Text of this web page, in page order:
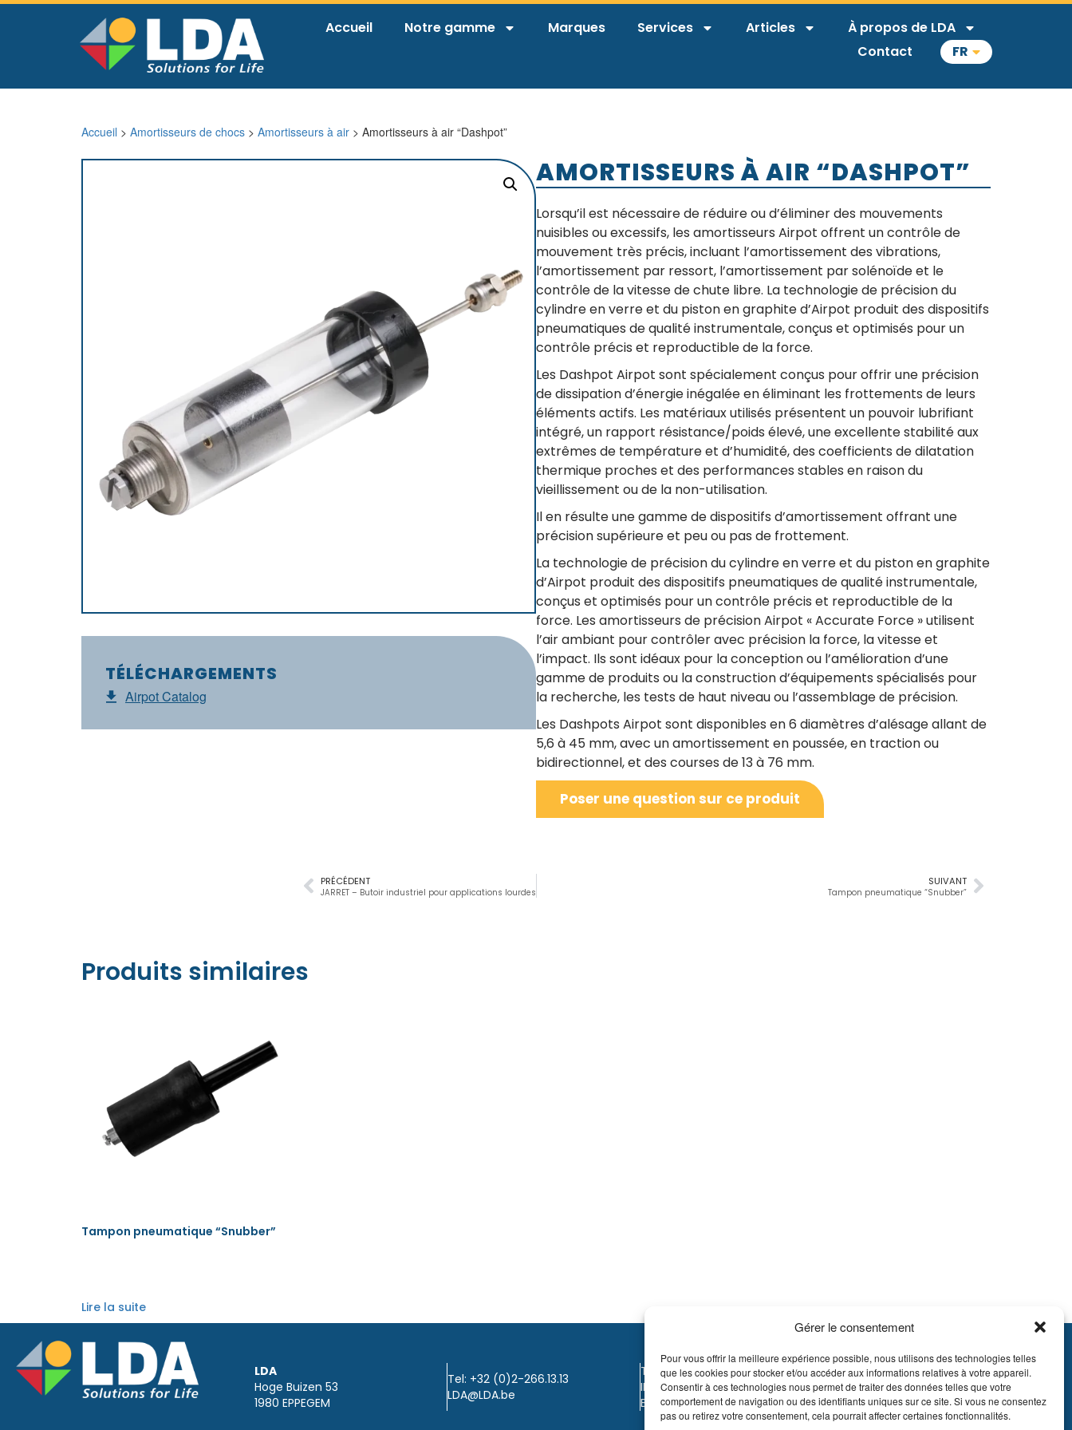
Gérer le consentement
Pour vous offrir la meilleure expérience possible, nous utilisons des technologies telles
que les cookies pour stocker et/ou accéder aux informations relatives à votre appareil.
Consentir à ces technologies nous permet de traiter des données telles que votre
comportement de navigation ou des identifiants uniques sur ce site. Si vous ne consentez
pas ou retirez votre consentement, cela pourrait affecter certaines fonctionnalités.
Accueil Notre gamme Marques Services Articles
À propos de LDA
Contact
FR
Accueil > Amortisseurs de chocs > Amortisseurs à air > Amortisseurs à air “Dashpot”
TÉLÉCHARGEMENTS
Airpot Catalog
AMORTISSEURS À AIR “DASHPOT”
Lorsqu’il est nécessaire de réduire ou d’éliminer des mouvements
nuisibles ou excessifs, les amortisseurs Airpot offrent un contrôle de
mouvement très précis, incluant l’amortissement des vibrations,
l’amortissement par ressort, l’amortissement par solénoïde et le
contrôle de la vitesse de chute libre. La technologie de précision du
cylindre en verre et du piston en graphite d’Airpot produit des dispositifs
pneumatiques de qualité instrumentale, conçus et optimisés pour un
contrôle précis et reproductible de la force.
Les Dashpot Airpot sont spécialement conçus pour offrir une précision
de dissipation d’énergie inégalée en éliminant les frottements de leurs
éléments actifs. Les matériaux utilisés présentent un pouvoir lubrifiant
intégré, un rapport résistance/poids élevé, une excellente stabilité aux
extrêmes de température et d’humidité, des coefficients de dilatation
thermique proches et des performances stables en raison du
vieillissement ou de la non-utilisation.
Il en résulte une gamme de dispositifs d’amortissement offrant une
précision supérieure et peu ou pas de frottement.
La technologie de précision du cylindre en verre et du piston en graphite
d’Airpot produit des dispositifs pneumatiques de qualité instrumentale,
conçus et optimisés pour un contrôle précis et reproductible de la
force. Les amortisseurs de précision Airpot « Accurate Force » utilisent
l’air ambiant pour contrôler avec précision la force, la vitesse et
l’impact. Ils sont idéaux pour la conception ou l’amélioration d’une
gamme de produits ou la construction d’équipements spécialisés pour
la recherche, les tests de haut niveau ou l’assemblage de précision.
Les Dashpots Airpot sont disponibles en 6 diamètres d’alésage allant de
5,6 à 45 mm, avec un amortissement en poussée, en traction ou
bidirectionnel, et des courses de 13 à 76 mm.
Poser une question sur ce produit
SUIVANT
Tampon pneumatique “Snubber”
PRÉCÉDENT
JARRET – Butoir industriel pour applications lourdes
Produits similaires
Tampon pneumatique “Snubber”
Lire la suite
LDA
Hoge Buizen 53
1980 EPPEGEM
Tel: +32 (0)2-266.13.13
LDA@LDA.be
TVA: BE0405.895.609
IBAN: KBC / BE51 7340 2410 9862
BIC: KBC / KREDBEBB